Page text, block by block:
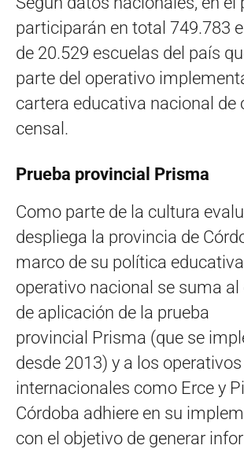
participarán en total 749.783
de 20.529 escuelas del país
parte del operativo
cartera educativa nacional de
censal.
Prueba provincial Prisma
Como parte de la cultura
despliega la provincia de
marco de su política
operativo nacional se suma
de aplicación de la prueba
provincial Prisma (que se
desde 2013) y a los
internacionales como Erce y
Córdoba adhiere en su
con el objetivo de generar